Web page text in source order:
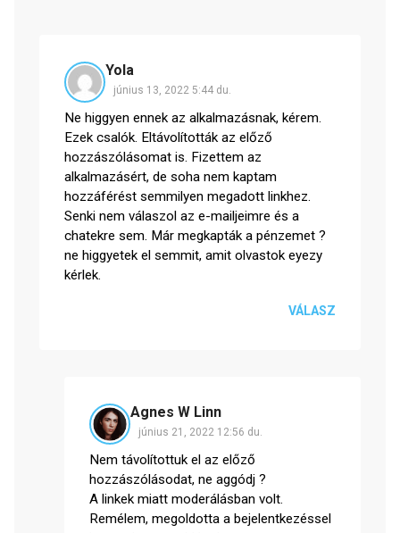
Yola
június 13, 2022 5:44 du.
Ne higgyen ennek az alkalmazásnak, kérem.
Ezek csalók. Eltávolították az előző
hozzászólásomat is. Fizettem az
alkalmazásért, de soha nem kaptam
hozzáférést semmilyen megadott linkhez.
Senki nem válaszol az e-mailjeimre és a
chatekre sem. Már megkapták a pénzemet ?
ne higgyetek el semmit, amit olvastok eyezy
kérlek.
VÁLASZ
Agnes W Linn
június 21, 2022 12:56 du.
Nem távolítottuk el az előző
hozzászólásodat, ne aggódj ?
A linkek miatt moderálásban volt.
Remélem, megoldotta a bejelentkezéssel